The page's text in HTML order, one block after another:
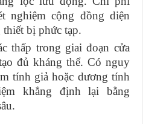
nghiệm cộng đồng diện
bị phức tạp.
thấp trong giai đoạn cửa
đủ kháng thể. Có nguy
tính giả hoặc dương tính
khẳng định lại bằng